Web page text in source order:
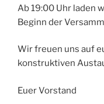
Ab 19:00 Uhr laden
Beginn der
Wir freuen uns auf
konstruktiven
Euer Vorstand